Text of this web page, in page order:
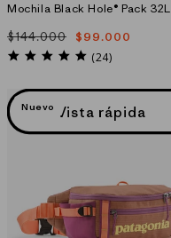
Mochila Black Hole® Pack 32L
Precio
habitual
$144.000
Precio
de
$99.000
4.8
rating
(24)
Nuevo Vista rápida